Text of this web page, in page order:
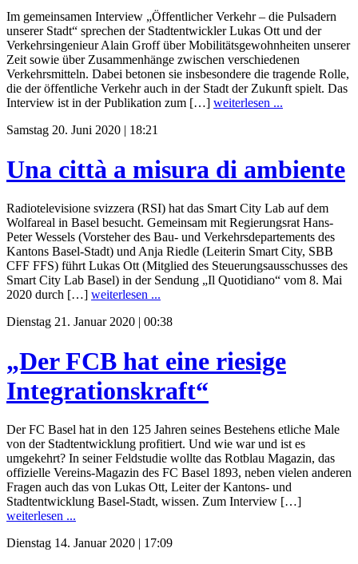
Im gemeinsamen Interview „Öffentlicher Verkehr – die Pulsadern
unserer Stadt“ sprechen der Stadtentwickler Lukas Ott und der
Verkehrsingenieur Alain Groff über Mobilitätsgewohnheiten unserer
Zeit sowie über Zusammenhänge zwischen verschiedenen
Verkehrsmitteln. Dabei betonen sie insbesondere die tragende Rolle,
die der öffentliche Verkehr auch in der Stadt der Zukunft spielt. Das
Interview ist in der Publikation zum […] weiterlesen ...
Samstag 20. Juni 2020 | 18:21
Una città a misura di ambiente
Radiotelevisione svizzera (RSI) hat das Smart City Lab auf dem
Wolfareal in Basel besucht. Gemeinsam mit Regierungsrat Hans-
Peter Wessels (Vorsteher des Bau- und Verkehrsdepartements des
Kantons Basel-Stadt) und Anja Riedle (Leiterin Smart City, SBB
CFF FFS) führt Lukas Ott (Mitglied des Steuerungsausschusses des
Smart City Lab Basel) in der Sendung „Il Quotidiano“ vom 8. Mai
2020 durch […] weiterlesen ...
Dienstag 21. Januar 2020 | 00:38
„Der FCB hat eine riesige
Integrationskraft“
Der FC Basel hat in den 125 Jahren seines Bestehens etliche Male
von der Stadtentwicklung profitiert. Und wie war und ist es
umgekehrt? In seiner Feldstudie wollte das Rotblau Magazin, das
offizielle Vereins-Magazin des FC Basel 1893, neben vielen anderen
Fragen auch das von Lukas Ott, Leiter der Kantons- und
Stadtentwicklung Basel-Stadt, wissen. Zum Interview […]
weiterlesen ...
Dienstag 14. Januar 2020 | 17:09